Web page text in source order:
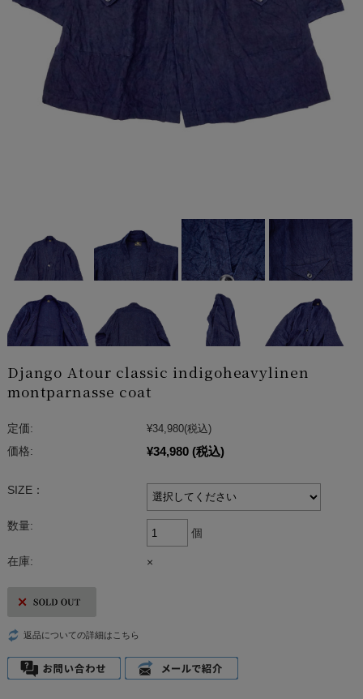
Django Atour classic indigoheavylinen
montparnasse coat
定価: ¥34,980(税込)
価格:
¥34,980 (税込)
SIZE：
数量:
個
在庫: ×
返品についての詳細はこちら